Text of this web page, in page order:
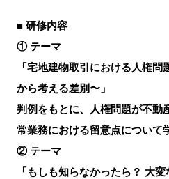
■ 研修内容
① テーマ
「宅地建物取引における人権問
から考える差別〜」
判例をもとに、人権問題が不動
常業務における留意点について
② テーマ
「もしも知らなかったら？ 大変